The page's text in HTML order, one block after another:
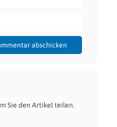
Sie den Artikel teilen.